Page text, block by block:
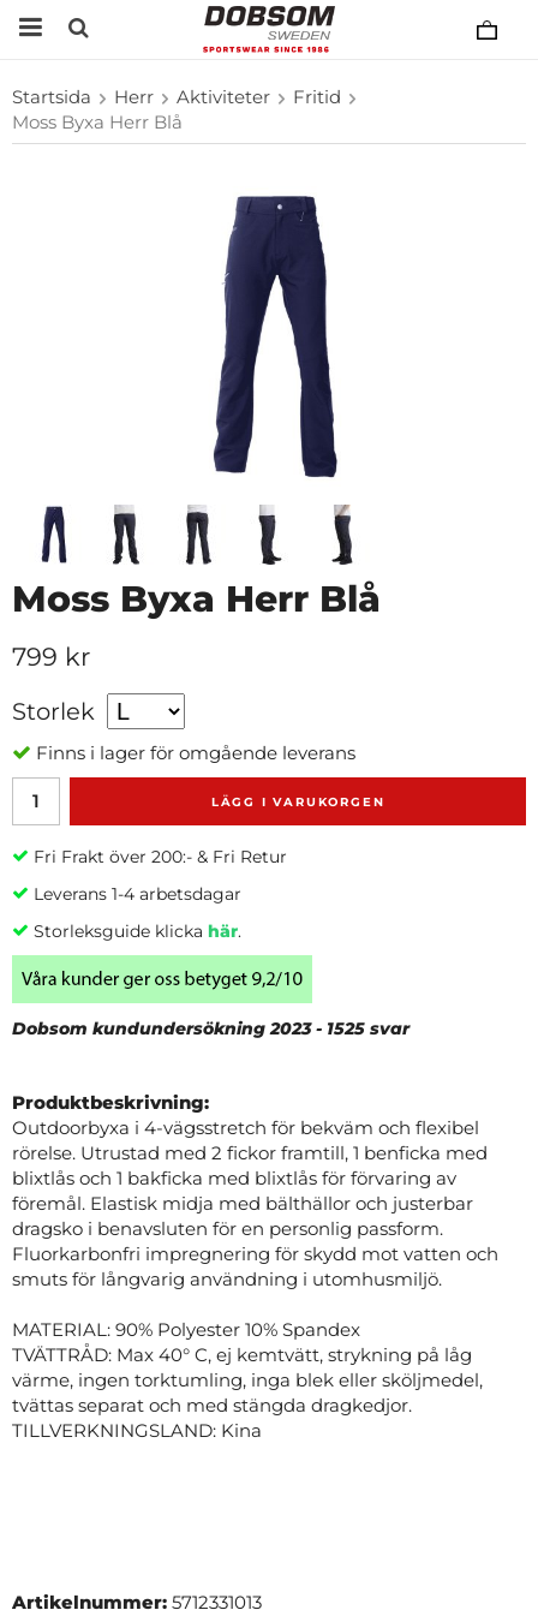
Startsida Herr Aktiviteter
Fritid
Moss Byxa Herr Blå
Moss Byxa Herr Blå
799 kr
Storlek
Finns i lager för omgående leverans
LÄGG I VARUKORGEN
Fri Frakt över 200:- & Fri Retur
Leverans 1-4 arbetsdagar
Storleksguide klicka här.
Dobsom kundundersökning 2023 - 1525 svar
Produktbeskrivning:
Outdoorbyxa i 4-vägsstretch för bekväm och flexibel
rörelse. Utrustad med 2 fickor framtill, 1 benficka med
blixtlås och 1 bakficka med blixtlås för förvaring av
föremål. Elastisk midja med bälthällor och justerbar
dragsko i benavsluten för en personlig passform.
Fluorkarbonfri impregnering för skydd mot vatten och
smuts för långvarig användning i utomhusmiljö.
MATERIAL: 90% Polyester 10% Spandex
TVÄTTRÅD: Max 40° C, ej kemtvätt, strykning på låg
värme, ingen torktumling, inga blek eller sköljmedel,
tvättas separat och med stängda dragkedjor.
TILLVERKNINGSLAND: Kina
Artikelnummer: 5712331013